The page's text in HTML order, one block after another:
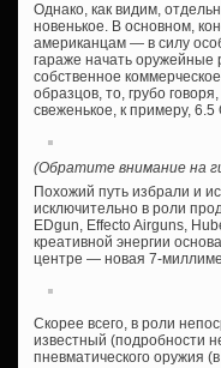
Однако, как видим,
новенькое. В основном,
американцам — в силу
гараже начать оружейные
собственное
образцов, то, грубо
свеженькое, к примеру,
(Обратите внимание на
Похожий путь избрали и
исключительно в роли
EDgun, Effecto Airguns,
креативной энергии
центре — новая 7-
Скорее всего, в роли
известный (подробности
пневматического оружия